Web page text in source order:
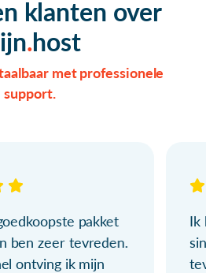
klanten over
host
met professionele
support.
pakket
ben zeer tevreden.
ontving ik mijn
Ik